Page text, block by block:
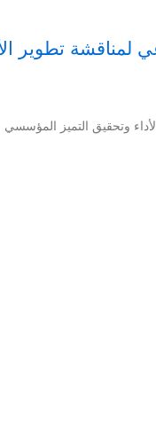
تطوير
وتحقيق التميز